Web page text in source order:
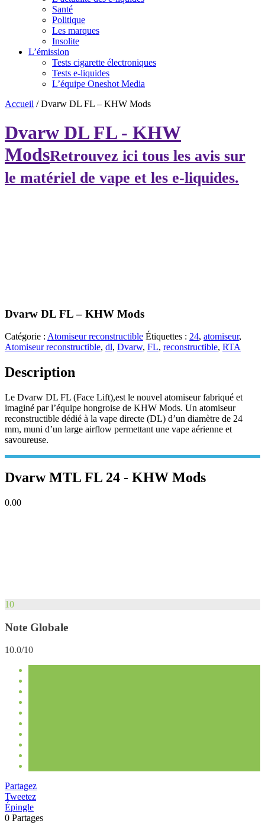
Santé
Politique
Les marques
Insolite
L’émission
Tests cigarette électroniques
Tests e-liquides
L’équipe Oneshot Media
Accueil /Dvarw DL FL – KHW Mods
Dvarw DL FL - KHW
ModsRetrouvez ici tous les avis sur
le matériel de vape et les e-liquides.
Dvarw DL FL – KHW Mods
Catégorie : Atomiseur reconstructible Étiquettes : 24, atomiseur,
Atomiseur reconstructible, dl, Dvarw, FL, reconstructible, RTA
Description
Le Dvarw DL FL (Face Lift),est le nouvel atomiseur fabriqué et
imaginé par l’équipe hongroise de KHW Mods. Un atomiseur
reconstructible dédié à la vape directe (DL) d’un diamètre de 24
mm, muni d’un large airflow permettant une vape aérienne et
savoureuse.
Dvarw MTL FL 24 - KHW Mods
0.00
10
Note Globale
10.0/10
Partagez
Tweetez
Épingle
0 Partages